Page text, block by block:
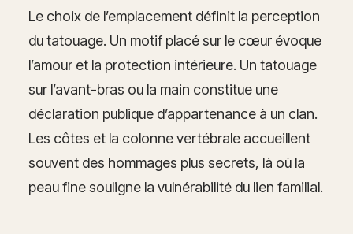
Le choix de l’emplacement définit la perception
du tatouage. Un motif placé sur le cœur évoque
l’amour et la protection intérieure. Un tatouage
sur l’avant-bras ou la main constitue une
déclaration publique d’appartenance à un clan.
Les côtes et la colonne vertébrale accueillent
souvent des hommages plus secrets, là où la
peau fine souligne la vulnérabilité du lien familial.